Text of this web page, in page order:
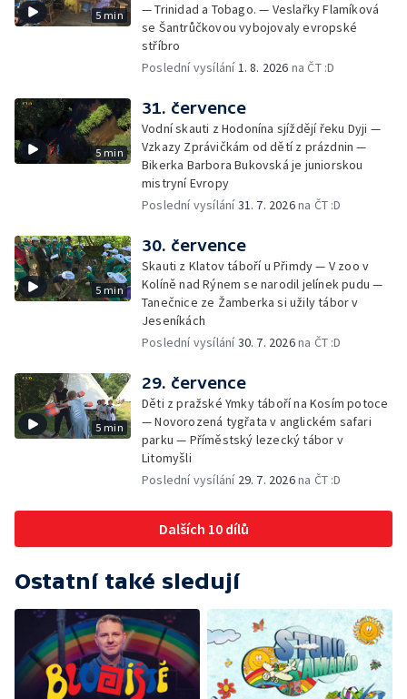
5 min
— Trinidad a Tobago. — Veslařky Flamíková
se Šantrůčkovou vybojovaly evropské
stříbro
Poslední vysílání1. 8. 2026 na ČT :D
5 min
31. července
Vodní skauti z Hodonína sjíždějí řeku Dyji —
Vzkazy Zprávičkám od dětí z prázdnin —
Bikerka Barbora Bukovská je juniorskou
mistryní Evropy
Poslední vysílání31. 7. 2026na ČT :D
5 min
30. července
Skauti z Klatov táboří u Přimdy — V zoo v
Kolíně nad Rýnem se narodil jelínek pudu —
Tanečnice ze Žamberka si užily tábor v
Jeseníkách
Poslední vysílání30. 7. 2026na ČT :D
5 min
29. července
Děti z pražské Ymky táboří na Kosím potoce
— Novorozená tygřata v anglickém safari
parku — Příměstský lezecký tábor v
Litomyšli
Poslední vysílání 29. 7. 2026na ČT :D
Dalších 10 dílů
Ostatní také sledují